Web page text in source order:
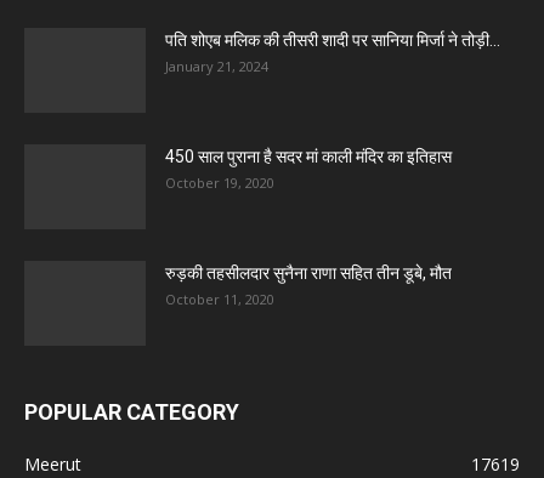
पति शोएब मलिक की तीसरी शादी पर सानिया मिर्जा ने तोड़ी...
January 21, 2024
450 साल पुराना है सदर मां काली मंदिर का इतिहास
October 19, 2020
रुड़की तहसीलदार सुनैना राणा सहित तीन डूबे, मौत
October 11, 2020
POPULAR CATEGORY
Meerut
17619